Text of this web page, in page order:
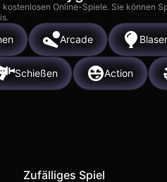
Online-Spiele. Sie können
Arcade
Schießen Action
Zufälliges Spiel